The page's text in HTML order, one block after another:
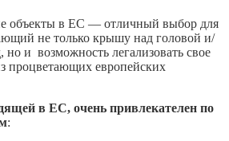
объекты в ЕС — отличный выбор для
не только крышу над головой и/
и возможность легализовать свое
процветающих европейских
в ЕС, очень привлекателен по
: